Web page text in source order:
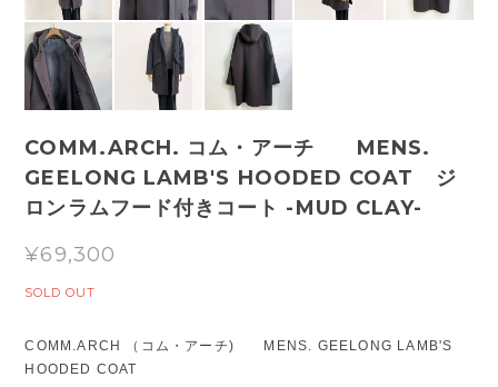
COMM.ARCH. コム・アーチ MENS.
GEELONG LAMB'S HOODED COAT ジ
ロンラムフード付きコート -MUD CLAY-
¥69,300
SOLD OUT
COMM.ARCH （コム・アーチ) MENS. GEELONG LAMB'S
HOODED COAT